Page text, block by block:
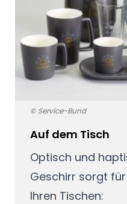
© Service-Bund
Auf dem Tisch
Optisch und
Geschirr sorgt
Ihren Tischen: